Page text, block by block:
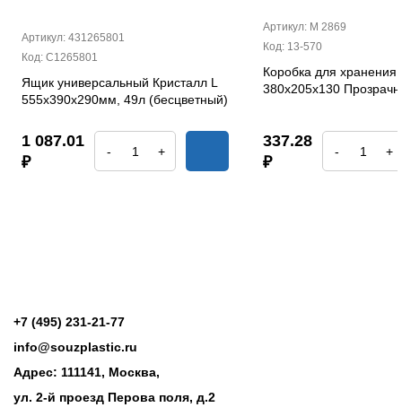
Артикул: 431265801
Код: С1265801
Ящик универсальный Кристалл L
555х390х290мм, 49л (бесцветный)
1 087.01
₽
- +
Артикул: М 2869
Код: 13-570
Коробка для хранения
380х205х130
337.28
₽
- +
+7 (495) 231-21-77
info@souzplastic.ru
Адрес: 111141, Москва,
ул. 2-й проезд Перова поля, д.2